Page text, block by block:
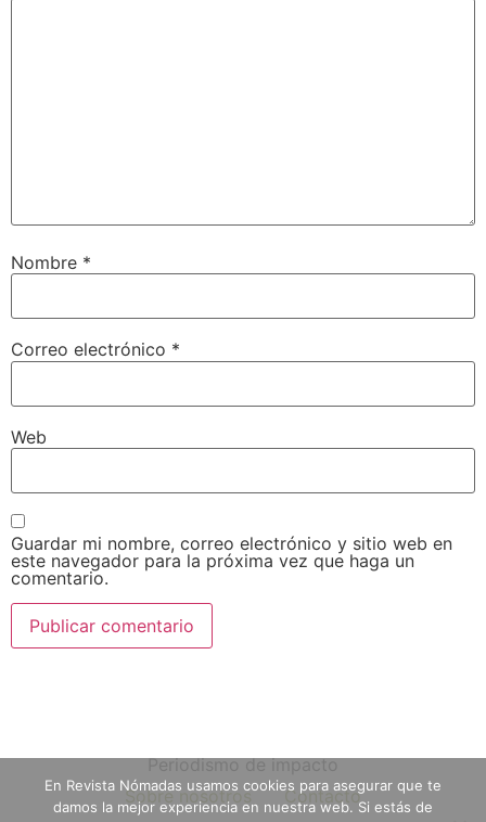
Nombre *
Correo electrónico *
Web
Guardar mi nombre, correo electrónico y sitio web en
este navegador para la próxima vez que haga un
comentario.
Periodismo de impacto
Sobre nosotros
Contacto
En Revista Nómadas usamos cookies para asegurar que te
damos la mejor experiencia en nuestra web. Si estás de